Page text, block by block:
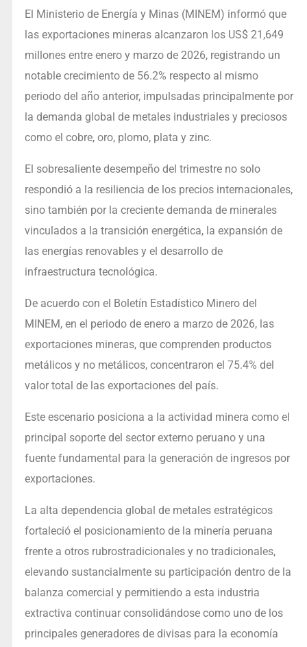
El Ministerio de Energía y Minas (MINEM) informó que
las exportaciones mineras alcanzaron los US$ 21,649
millones entre enero y marzo de 2026, registrando un
notable crecimiento de 56.2% respecto al mismo
periodo del año anterior, impulsadas principalmente por
la demanda global de metales industriales y preciosos
como el cobre, oro, plomo, plata y zinc.
El sobresaliente desempeño del trimestre no solo
respondió a la resiliencia de los precios internacionales,
sino también por la creciente demanda de minerales
vinculados a la transición energética, la expansión de
las energías renovables y el desarrollo de
infraestructura tecnológica.
De acuerdo con el Boletín Estadístico Minero del
MINEM, en el periodo de enero a marzo de 2026, las
exportaciones mineras, que comprenden productos
metálicos y no metálicos, concentraron el 75.4% del
valor total de las exportaciones del país.
Este escenario posiciona a la actividad minera como el
principal soporte del sector externo peruano y una
fuente fundamental para la generación de ingresos por
exportaciones.
La alta dependencia global de metales estratégicos
fortaleció el posicionamiento de la minería peruana
frente a otros rubrostradicionales y no tradicionales,
elevando sustancialmente su participación dentro de la
balanza comercial y permitiendo a esta industria
extractiva continuar consolidándose como uno de los
principales generadores de divisas para la economía